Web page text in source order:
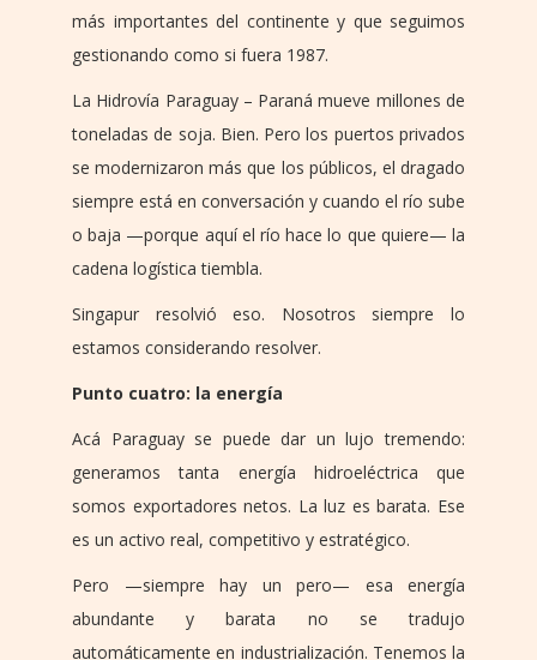
más importantes del continente y que seguimos
gestionando como si fuera 1987.
La Hidrovía Paraguay – Paraná mueve millones de
toneladas de soja. Bien. Pero los puertos privados
se modernizaron más que los públicos, el dragado
siempre está en conversación y cuando el río sube
o baja —porque aquí el río hace lo que quiere— la
cadena logística tiembla.
Singapur resolvió eso. Nosotros siempre lo
estamos considerando resolver.
Punto cuatro: la energía
Acá Paraguay se puede dar un lujo tremendo:
generamos tanta energía hidroeléctrica que
somos exportadores netos. La luz es barata. Ese
es un activo real, competitivo y estratégico.
Pero —siempre hay un pero— esa energía
abundante y barata no se tradujo
automáticamente en industrialización. Tenemos la